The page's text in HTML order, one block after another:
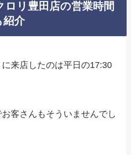
ロリ豊田店の営業時間
紹介
来店したのは平日の17:30
客さんもそういませんでし